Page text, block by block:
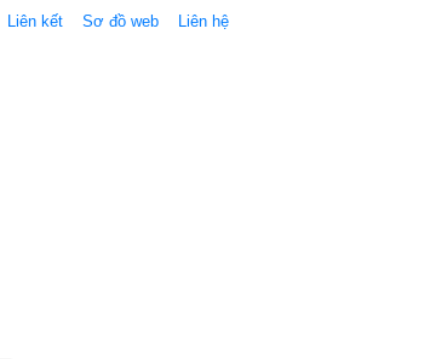
Liên kết Sơ đồ web Liên hệ